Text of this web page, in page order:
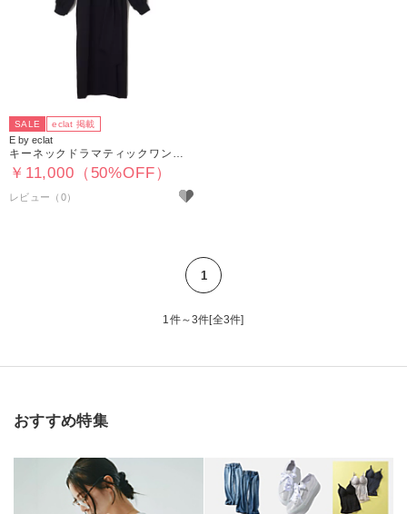
SALE eclat 掲載
E by eclat
キーネックドラマティックワンピース
￥11,000（50%OFF）
1
1件～3件[全3件]
おすすめ特集